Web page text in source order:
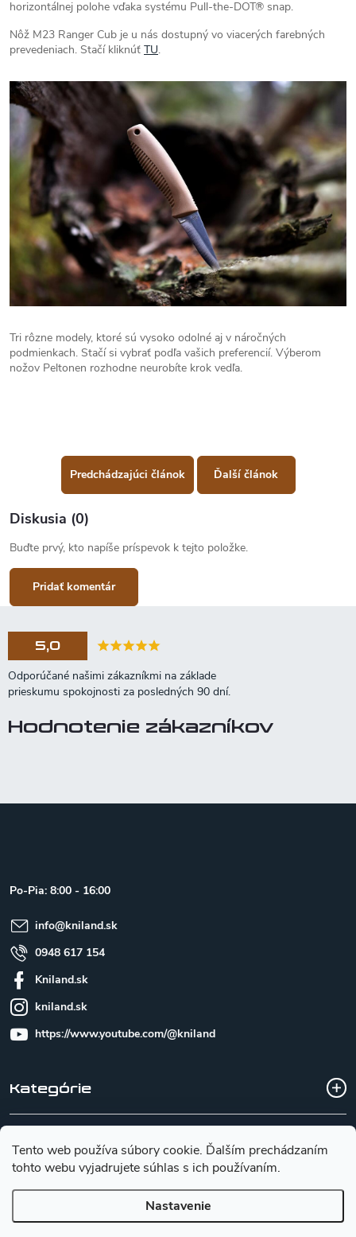
Tento web používa súbory cookie. Ďalším prechádzaním
tohto webu vyjadrujete súhlas s ich používaním.
Nastavenie
horizontálnej polohe vďaka systému Pull-the-DOT® snap.
Nôž M23 Ranger Cub je u nás dostupný vo viacerých farebných
prevedeniach. Stačí kliknúť TU.
Tri rôzne modely, ktoré sú vysoko odolné aj v náročných
podmienkach. Stačí si vybrať podľa vašich preferencií. Výberom
nožov Peltonen rozhodne neurobíte krok vedľa.
Predchádzajúci článok Ďalší článok
Diskusia (0)
Buďte prvý, kto napíše príspevok k tejto položke.
Pridať komentár
5,0
Hodnotenie zákazníkov
Po-Pia: 8:00 - 16:00
info@kniland.sk
0948 617 154
Kniland.sk
kniland.sk
https://www.youtube.com/@kniland
Kategórie
Základné informácie pre výber noža